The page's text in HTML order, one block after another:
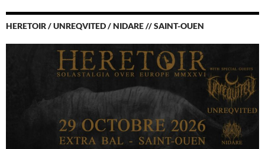
HERETOIR / UNREQVITED / NIDARE // SAINT-OUEN